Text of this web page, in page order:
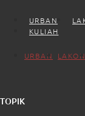
URBAN
KULIAH
URBAN LAKON
TOPIK